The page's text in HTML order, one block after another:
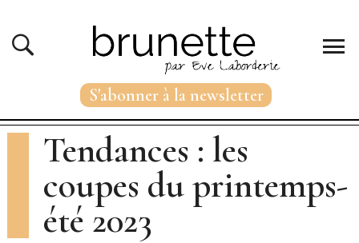
Tendances : les
coupes du printemps-
été 2023
S'abonner à la newsletter